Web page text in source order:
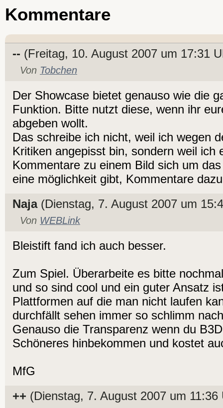
Kommentare
-- (Freitag, 10. August 2007 um 17:31
Von Tobchen
Der Showcase bietet genauso wie die
Funktion. Bitte nutzt diese, wenn ihr
abgeben wollt.
Das schreibe ich nicht, weil ich wegen
Kritiken angepisst bin, sondern weil ich
Kommentare zu einem Bild sich um
eine möglichkeit gibt, Kommentare
Naja(Dienstag, 7. August 2007 um
Von WEBLink
Bleistift fand ich auch besser.
Zum Spiel. Überarbeite es bitte
und so sind cool und ein guter Ansatz
Plattformen auf die man nicht laufen
durchfällt sehen immer so schlimm
Genauso die Transparenz wenn du
Schöneres hinbekommen und kostet
MfG
++ (Dienstag, 7. August 2007 um 11:36